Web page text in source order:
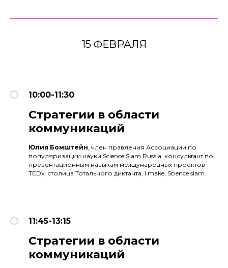
15 ФЕВРАЛЯ
10:00-11:30
Стратегии в области
коммуникаций
Юлия Бомштейн , член правления Ассоциации по
популяризации науки Science Slam Russia, консультант по
презентационным навыкам международных проектов
TEDx, столица Тотального диктанта, I make, Science slam.
11:45-13:15
Стратегии в области
коммуникаций